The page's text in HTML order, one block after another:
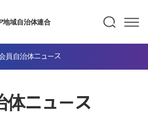
地域自治体連合
員自治体ニュース
ニュース